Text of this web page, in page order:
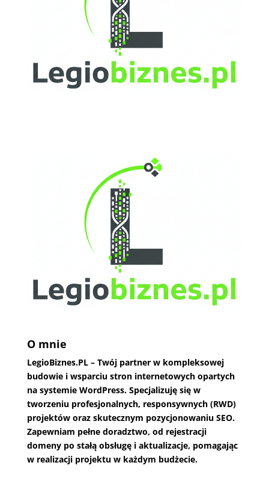
O mnie
LegioBiznes.PL– Twój partner w kompleksowej
budowie i wsparciu stron internetowych opartych
na systemie WordPress. Specjalizuję się w
tworzeniu profesjonalnych, responsywnych (RWD)
projektów oraz skutecznym pozycjonowaniu SEO.
Zapewniam pełne doradztwo, od rejestracji
domeny po stałą obsługę i aktualizacje, pomagając
w realizacji projektu w każdym budżecie.